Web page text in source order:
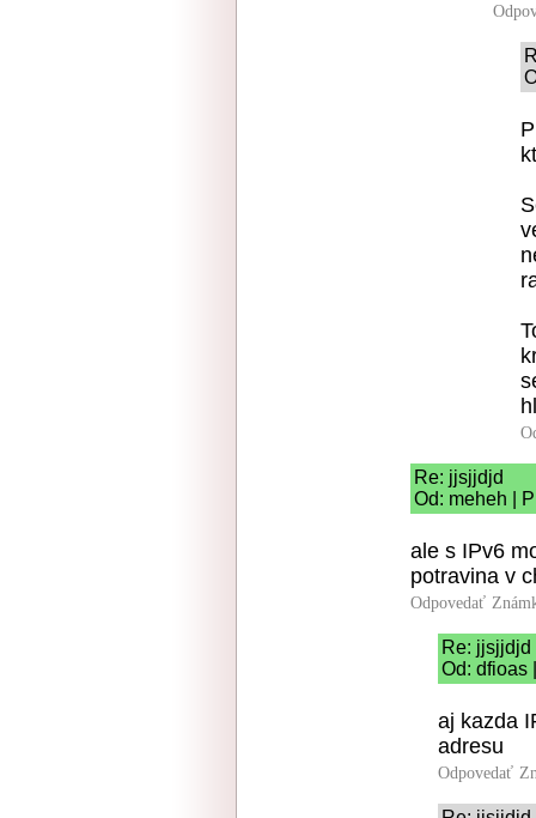
Re: jjsjjdjd
Od: meheh |
ale s IPv6
potravina v
Odpovedať
Re: jjsjjdjd
Od: dfioas
aj kazda
adresu
Odpovedať